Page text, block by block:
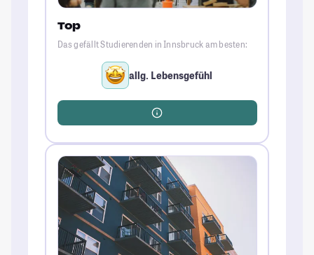
Top
Das gefällt Studierenden in Innsbruck am besten:
allg. Lebensgefühl